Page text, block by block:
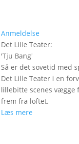
Anmeldelse
Det Lille Teater:
'Tju Bang'
Så er det sovetid med
Det Lille Teater i en
lillebitte scenes vægge
frem fra loftet.
Læs mere